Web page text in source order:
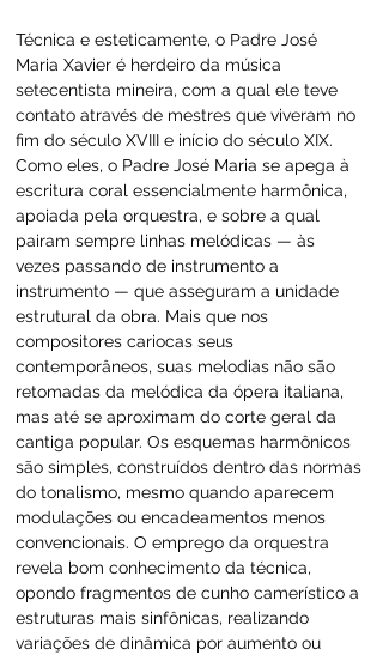
Técnica e esteticamente, o Padre José
Maria Xavier é herdeiro da música
setecentista mineira, com a qual ele teve
contato através de mestres que viveram no
fim do século XVIII e início do século XIX.
Como eles, o Padre José Maria se apega à
escritura coral essencialmente harmônica,
apoiada pela orquestra, e sobre a qual
pairam sempre linhas melódicas — às
vezes passando de instrumento a
instrumento — que asseguram a unidade
estrutural da obra. Mais que nos
compositores cariocas seus
contemporâneos, suas melodias não são
retomadas da melódica da ópera italiana,
mas até se aproximam do corte geral da
cantiga popular. Os esquemas harmônicos
são simples, construídos dentro das normas
do tonalismo, mesmo quando aparecem
modulações ou encadeamentos menos
convencionais. O emprego da orquestra
revela bom conhecimento da técnica,
opondo fragmentos de cunho camerístico a
estruturas mais sinfônicas, realizando
variações de dinâmica por aumento ou